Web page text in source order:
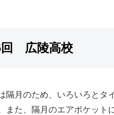
回 広陵高校
隔月のため、いろいろとタ
また、隔月のエアポケット